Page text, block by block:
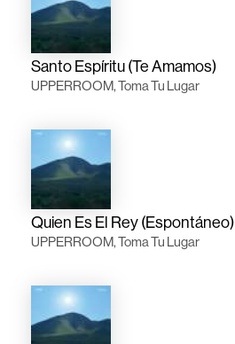
Santo Espíritu (Te Amamos)
UPPERROOM, Toma Tu Lugar
Quien Es El Rey (Espontáneo)
UPPERROOM, Toma Tu Lugar